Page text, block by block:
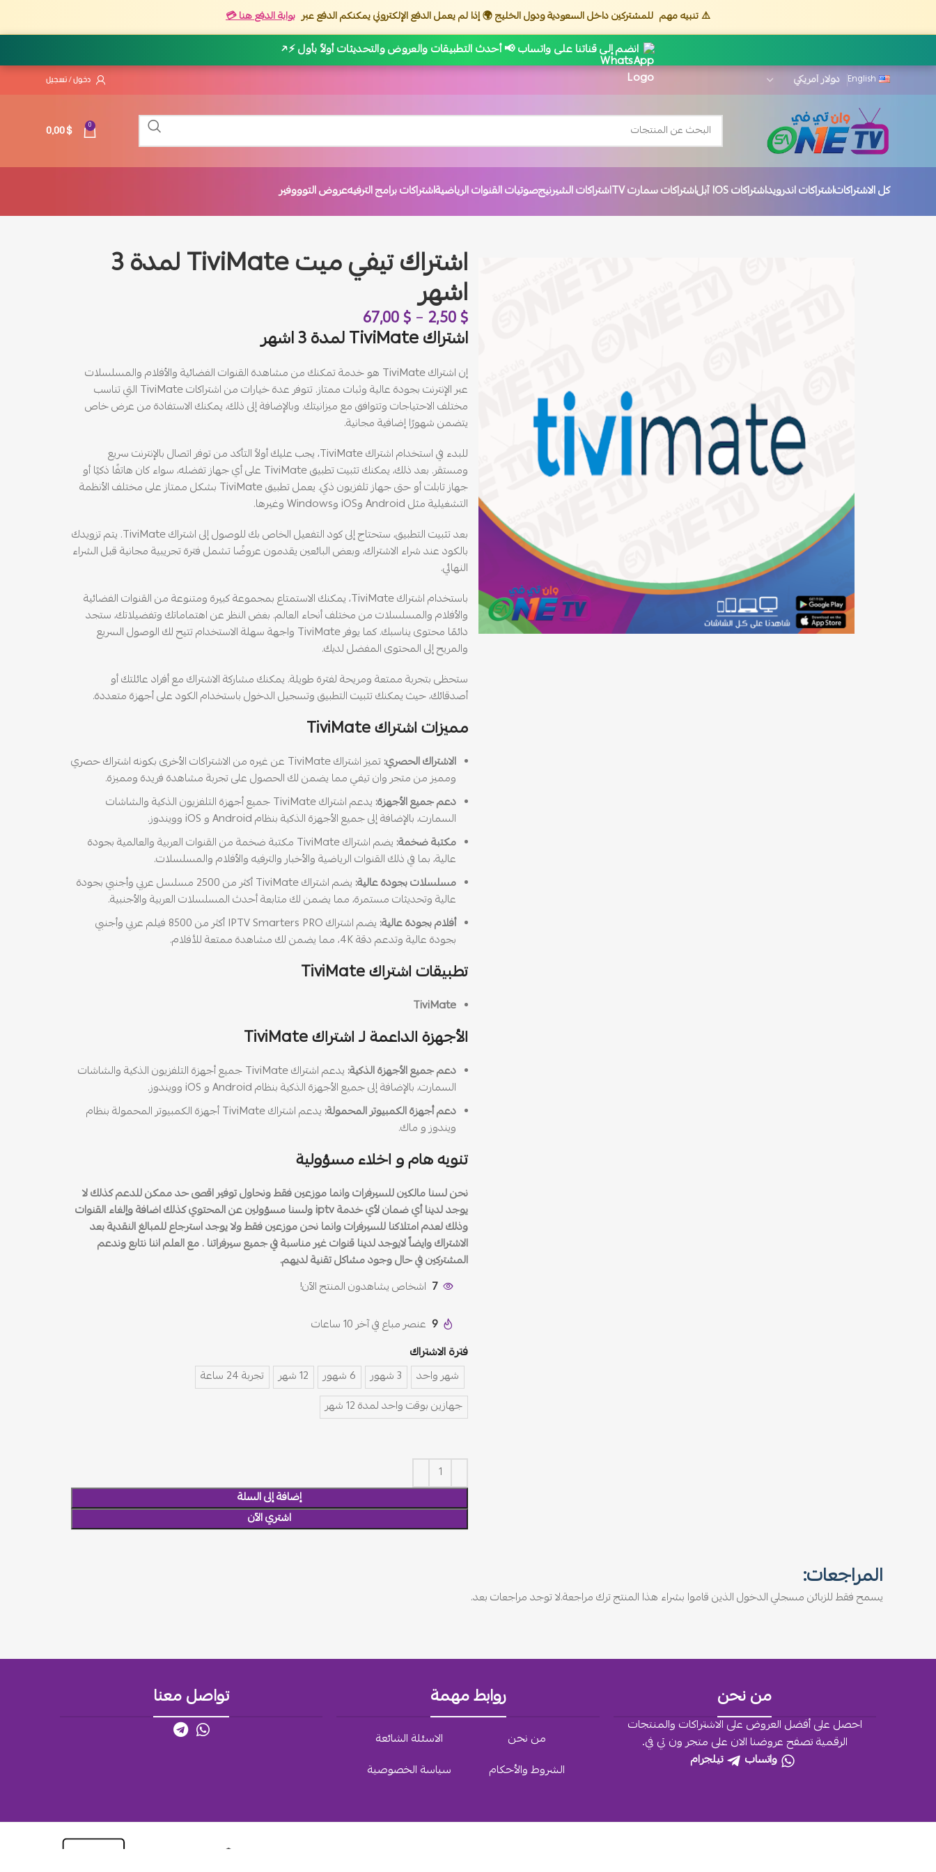
⚠️ تنبيه مهم للمشتركين داخل السعودية ودول الخليج 🌍 إذا لم يعمل الدفع الإلكتروني يمكنكم الدفع عبر بوابة الدفع هنا 💳
انضم إلى قناتنا على واتساب 📢 أحدث التطبيقات والعروض والتحديثات أولاً بأول ⚡↗
English دخول / تسجيل
0
0,00$
كل الاشتراكاتاشتراكات اندرويداشتراكات IOS آبل اشتراكات سمارت TV اشتراكات الشيرنيجصوتيات القنوات الرياضيةاشتراكات برامج الترفيهعروض التوووفير
اشتراك تيفي ميت TiviMate لمدة 3
اشهر
2,50$
–
67,00$
اشتراك TiviMate لمدة 3 اشهر
إن اشتراك TiviMate هو خدمة تمكنك من مشاهدة القنوات الفضائية والأفلام والمسلسلات
عبر الإنترنت بجودة عالية وثبات ممتاز. تتوفر عدة خيارات من اشتراكات TiviMate التي تناسب
مختلف الاحتياجات وتتوافق مع ميزانيتك. وبالإضافة إلى ذلك، يمكنك الاستفادة من عرض خاص
يتضمن شهورًا إضافية مجانية.
للبدء في استخدام اشتراك TiviMate، يجب عليك أولاً التأكد من توفر اتصال بالإنترنت سريع
ومستقر. بعد ذلك، يمكنك تثبيت تطبيق TiviMate على أي جهاز تفضله، سواء كان هاتفًا ذكيًا أو
جهاز تابلت أو حتى جهاز تلفزيون ذكي. يعمل تطبيق TiviMate بشكل ممتاز على مختلف الأنظمة
التشغيلية مثل Android وiOS وWindows وغيرها.
بعد تثبيت التطبيق، ستحتاج إلى كود التفعيل الخاص بك للوصول إلى اشتراك TiviMate. يتم تزويدك
بالكود عند شراء الاشتراك، وبعض البائعين يقدمون عروضًا تشمل فترة تجريبية مجانية قبل الشراء
النهائي.
باستخدام اشتراك TiviMate، يمكنك الاستمتاع بمجموعة كبيرة ومتنوعة من القنوات الفضائية
والأفلام والمسلسلات من مختلف أنحاء العالم. بغض النظر عن اهتماماتك وتفضيلاتك، ستجد
دائمًا محتوى يناسبك. كما يوفر TiviMate واجهة سهلة الاستخدام تتيح لك الوصول السريع
والمريح إلى المحتوى المفضل لديك.
ستحظى بتجربة ممتعة ومريحة لفترة طويلة. يمكنك مشاركة الاشتراك مع أفراد عائلتك أو
أصدقائك، حيث يمكنك تثبيت التطبيق وتسجيل الدخول باستخدام الكود على أجهزة متعددة.
مميزات اشتراك TiviMate
الاشتراك الحصري:
تميز اشتراك TiviMate عن غيره من الاشتراكات الأخرى بكونه اشتراك حصري
ومميز من متجر وان تيفي مما يضمن لك الحصول على تجربة مشاهدة فريدة ومميزة.
دعم جميع الأجهزة:
يدعم اشتراك TiviMate جميع أجهزة التلفزيون الذكية والشاشات
السمارت، بالإضافة إلى جميع الأجهزة الذكية بنظام Android و iOS وويندوز.
مكتبة ضخمة:
يضم اشتراك TiviMate مكتبة ضخمة من القنوات العربية والعالمية بجودة
عالية، بما في ذلك القنوات الرياضية والأخبار والترفيه والأفلام والمسلسلات.
مسلسلات بجودة عالية:
يضم اشتراك TiviMate أكثر من 2500 مسلسل عربي وأجنبي بجودة
عالية وتحديثات مستمرة، مما يضمن لك متابعة أحدث المسلسلات العربية والأجنبية.
أفلام بجودة عالية:
يضم اشتراك IPTV Smarters PRO أكثر من 8500 فيلم عربي وأجنبي
بجودة عالية وتدعم دقة 4K، مما يضمن لك مشاهدة ممتعة للأفلام.
تطبيقات اشتراك TiviMate
TiviMate
الأجهزة الداعمة لـ اشتراك TiviMate
دعم جميع الأجهزة الذكية:
يدعم اشتراك TiviMate جميع أجهزة التلفزيون الذكية والشاشات
السمارت، بالإضافة إلى جميع الأجهزة الذكية بنظام Android و iOS وويندوز.
دعم أجهزة الكمبيوتر المحمولة:
يدعم اشتراك TiviMate أجهزة الكمبيوتر المحمولة بنظام
ويندوز و ماك.
تنويه هام و اخلاء مسؤولية
نحن لسنا مالكين للسيرفرات وانما موزعين فقط ونحاول توفير اقصى حد ممكن للدعم كذلك لا
يوجد لدينا أي ضمان لأي خدمة iptv ولسنا مسؤولين عن المحتوي كذلك اضافة وإلغاء القنوات
وذلك لعدم امتلاكنا للسيرفرات وانما نحن موزعين فقط ولا يوجد استرجاع للمبالغ النقدية بعد
الاشتراك وايضاً لايوجد لدينا قنوات غير مناسبة في جميع سيرفراتنا . مع العلم اننا نتابع وندعم
المشتركين في حال وجود مشاكل تقنية لديهم.
7 اشخاص يشاهدون المنتج الآن!
9 عنصر مباع في آخر 10 ساعات
فترة الاشتراك
شهر واحد 3 شهور 6 شهور 12 شهر
تجربة 24 ساعة
جهازين بوقت واحد لمدة 12 شهر
إضافة إلى السلة
اشتري الآن
المراجعات:
لا توجد مراجعات بعد.يسمح فقط للزبائن مسجلي الدخول الذين قاموا بشراء هذا المنتج ترك مراجعة.
من نحن
احصل على أفضل العروض على الاشتراكات والمنتجات
الرقمية تصفح عروضنا الان على متجر ون تي في.
واتساب
تيلجرام
روابط مهمة
من نحن
الاسئلة الشائعة
الشروط والأحكام
سياسة الخصوصية
تواصل معنا